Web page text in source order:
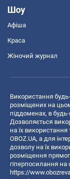
Шоу
Афіша
Краса
Жіночий журнал
Використання будь-
розміщених на
піддоменах, в
Дозволяється
на їх
OBOZ.UA, а для
дозволу на їх
розміщення
гіперпосилання на
https://